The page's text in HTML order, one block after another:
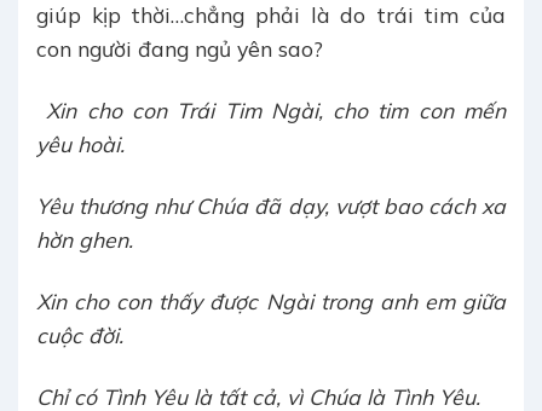
giúp kịp thời…chẳng phải là do trái tim của
con người đang ngủ yên sao?
Xin cho con Trái Tim Ngài, cho tim con mến
yêu hoài.
Yêu thương như Chúa đã dạy, vượt bao cách xa
hờn ghen.
Xin cho con thấy được Ngài trong anh em giữa
cuộc đời.
Chỉ có Tình Yêu là tất cả, vì Chúa là Tình Yêu.